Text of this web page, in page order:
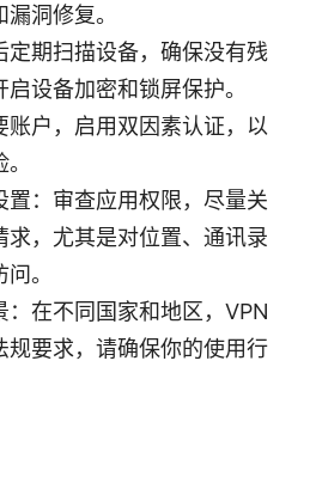
洞修复。
定期扫描设备，确保没有残
设备加密和锁屏保护。
账户，启用双因素认证，以
置：审查应用权限，尽量关
求，尤其是对位置、通讯录
。
：在不同国家和地区，VPN
规要求，请确保你的使用行